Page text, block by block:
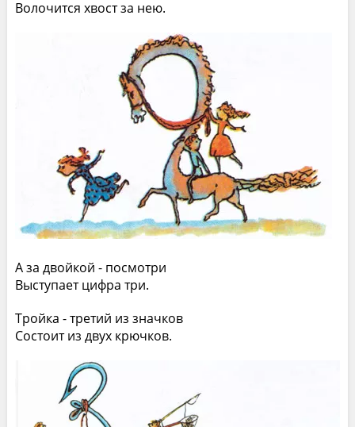
Волочится хвост за нею.
А за двойкой - посмотри
Выступает цифра три.
Тройка - третий из значков
Состоит из двух крючков.